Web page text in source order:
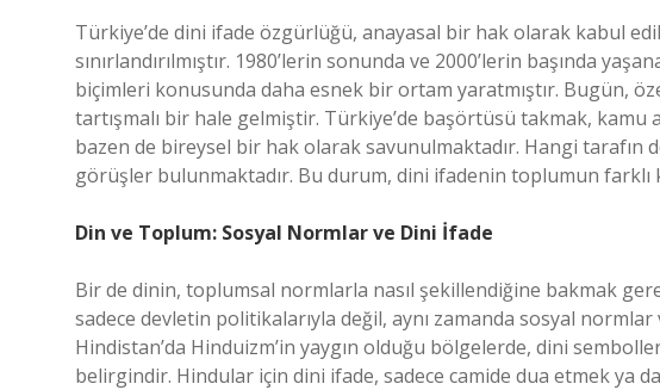
Türkiye’de dini ifade özgürlüğü, anayasal bir hak olarak kabul
sınırlandırılmıştır. 1980’lerin sonunda ve 2000’lerin başında
biçimleri konusunda daha esnek bir ortam yaratmıştır. Bugün,
tartışmalı bir hale gelmiştir. Türkiye’de başörtüsü takmak,
bazen de bireysel bir hak olarak savunulmaktadır. Hangi
görüşler bulunmaktadır. Bu durum, dini ifadenin toplumun farklı
Din ve Toplum: Sosyal Normlar ve Dini İfade
Bir de dinin, toplumsal normlarla nasıl şekillendiğine bakmak
sadece devletin politikalarıyla değil, aynı zamanda sosyal
Hindistan’da Hinduizm’in yaygın olduğu bölgelerde, dini
belirgindir. Hindular için dini ifade, sadece camide dua etmek ya